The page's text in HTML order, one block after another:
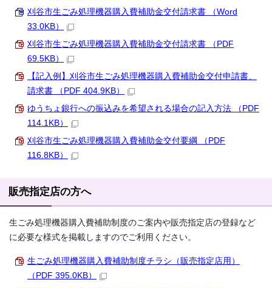
刈谷市生ごみ処理機器購入費補助金交付請求書 （Word
33.0KB）
刈谷市生ごみ処理機器購入費補助金交付請求書 （PDF
69.5KB）
【記入例】刈谷市生ごみ処理機器購入費補助金交付申請書、
請求書 （PDF 404.9KB）
ゆうちょ銀行への振込みを希望される場合の記入方法 （PDF
114.1KB）
刈谷市生ごみ処理機器購入費補助金交付要綱 （PDF
116.8KB）
販売指定店の方へ
生ごみ処理機器購入費補助制度のご案内や販売指定店の登録など
に必要な様式を掲載しますのでご利用ください。
生ごみ処理機器購入費補助制度チラシ（販売指定店用）
（PDF 395.0KB）